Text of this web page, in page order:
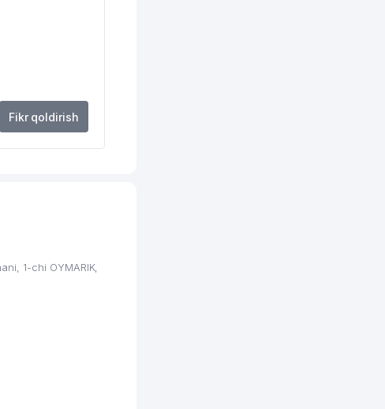
399 м
402 м
Fikr qoldirish
1-chi OYMARIK,